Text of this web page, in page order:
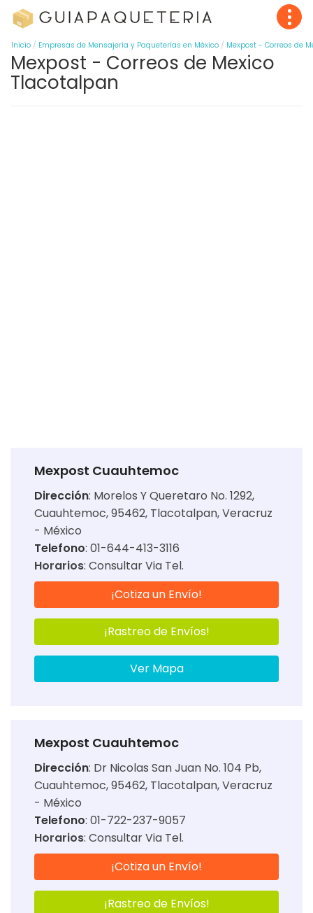
Inicio Empresas de Mensajería y Paqueterías en México Mexpost - Correos de
Mexpost - Correos de Mexico
Tlacotalpan
Mexpost Cuauhtemoc
Dirección: Morelos Y Queretaro No. 1292,
Cuauhtemoc, 95462, Tlacotalpan, Veracruz
- México
Telefono: 01-644-413-3116
Horarios: Consultar Via Tel.
¡Cotiza un Envío!
¡Rastreo de Envíos!
Ver Mapa
Mexpost Cuauhtemoc
Dirección: Dr Nicolas San Juan No. 104 Pb,
Cuauhtemoc, 95462, Tlacotalpan, Veracruz
- México
Telefono: 01-722-237-9057
Horarios: Consultar Via Tel.
¡Cotiza un Envío!
¡Rastreo de Envíos!